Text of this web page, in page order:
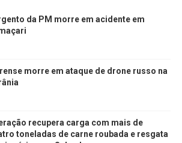
da PM morre em acidente em
morre em ataque de drone russo na
recupera carga com mais de
toneladas de carne roubada e resgata